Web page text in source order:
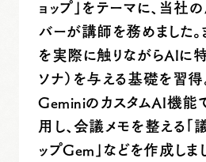
ョップ」をテーマに、当社
バーが講師を務めました
を実際に触りながらAIに
ソナ）を与える基礎を習
GeminiのカスタムAI機能
用し、会議メモを整える「
ップGem」などを作成しま